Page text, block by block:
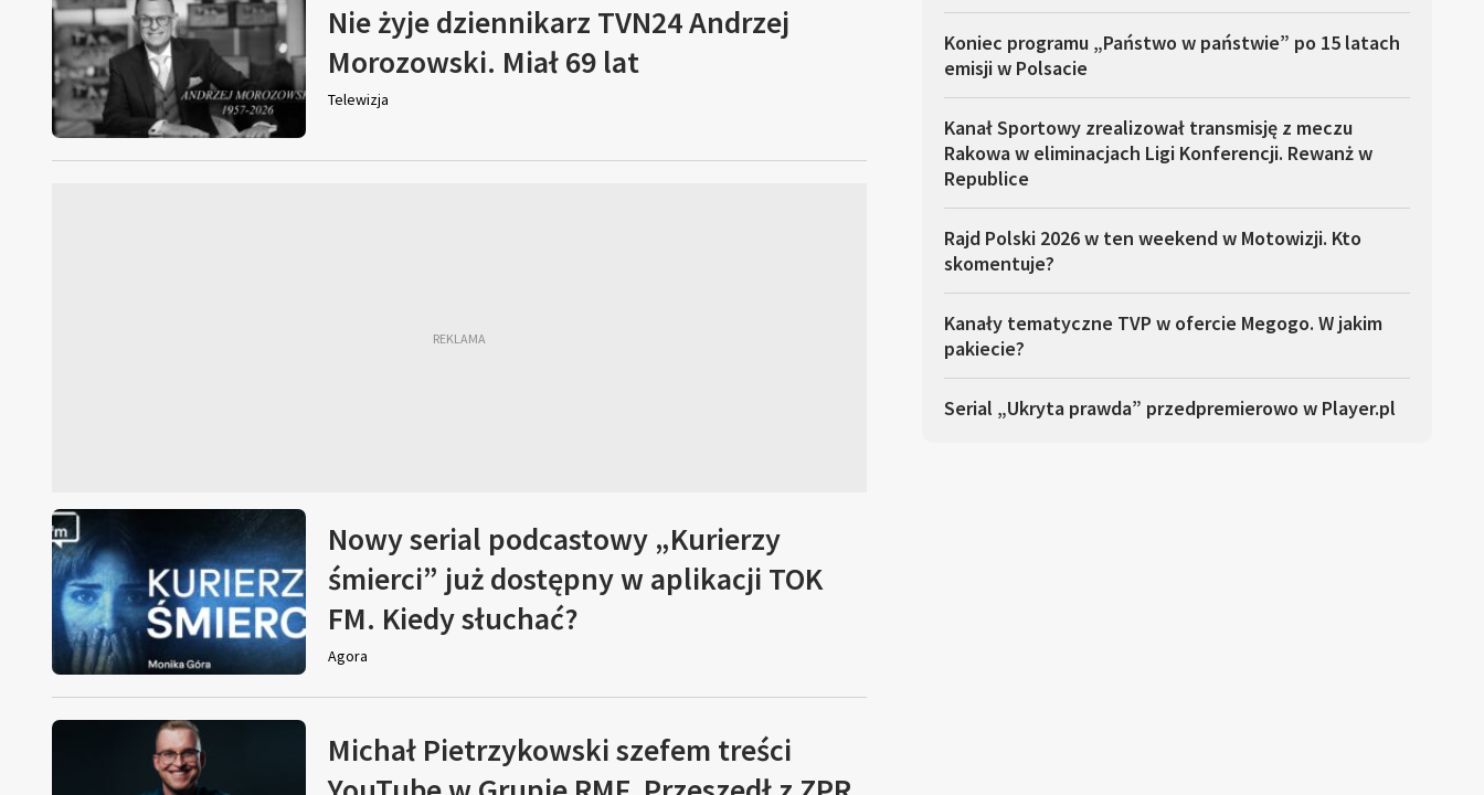
Nie żyje dziennikarz TVN24 Andrzej
Morozowski. Miał 69 lat
Telewizja
Nowy serial podcastowy „Kurierzy
śmierci” już dostępny w aplikacji TOK
FM. Kiedy słuchać?
Agora
Michał Pietrzykowski szefem treści
Koniec programu „Państwo w państwie” po 15 latach
emisji w Polsacie
Kanał Sportowy zrealizował transmisję z meczu
Rakowa w eliminacjach Ligi Konferencji. Rewanż w
Republice
Rajd Polski 2026 w ten weekend w Motowizji. Kto
skomentuje?
Kanały tematyczne TVP w ofercie Megogo. W jakim
pakiecie?
Serial „Ukryta prawda” przedpremierowo w Player.pl